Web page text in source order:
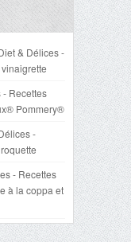
& Délices -
Recettes
Pommery®
-
- Recettes
à la coppa et